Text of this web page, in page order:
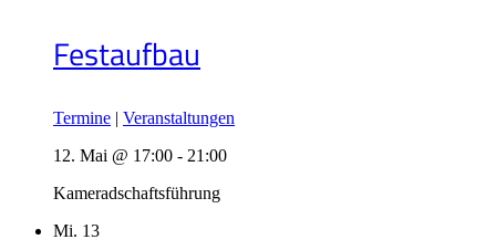
Festaufbau
Termine | Veranstaltungen
12. Mai @ 17:00 - 21:00
Kameradschaftsführung
Mi. 13